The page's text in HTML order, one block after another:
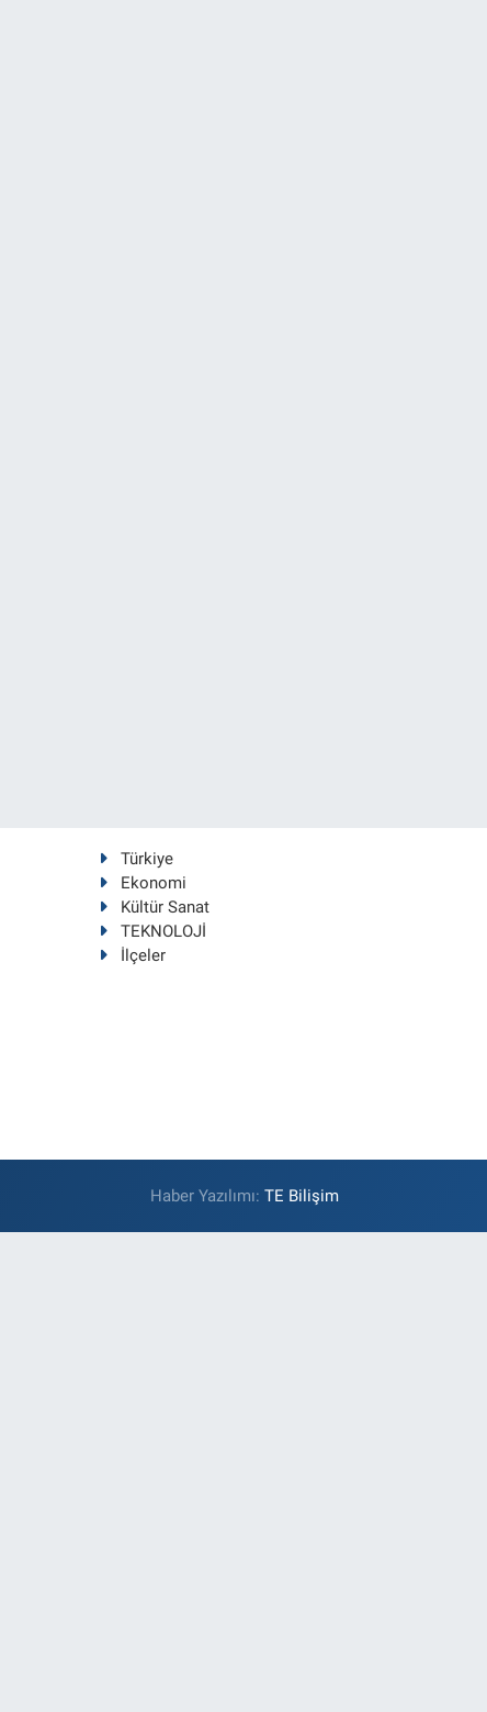
Türkiye
Ekonomi
Kültür Sanat
TEKNOLOJİ
İlçeler
Haber Yazılımı:TE Bilişim